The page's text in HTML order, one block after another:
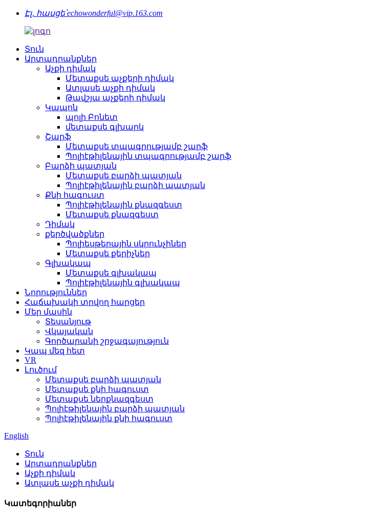
Էլ․ հասցե՝echowonderful@vip.163.com
Տուն
Արտադրանքներ
Աչքի դիմակ
Մետաքսե աչքերի դիմակ
Ատլասե աչքի դիմակ
Թավշյա աչքերի դիմակ
Կապոն
պոլի Բոնետ
մետաքսե գլխարկ
Շարֆ
Մետաքսե տպագրությամբ շարֆ
Պոլիէթիլենային տպագրությամբ շարֆ
Բարձի պատյան
Մետաքսե բարձի պատյան
Պոլիէթիլենային բարձի պատյան
Քնի հագուստ
Պոլիէթիլենային քնազգեստ
Մետաքսե քնազգեստ
Դիմակ
քերծվածքներ
Պոլիեսթերային սկրունչիներ
Մետաքսե քերիչներ
Գլխակապ
Մետաքսե գլխակապ
Պոլիէթիլենային գլխակապ
Նորություններ
Հաճախակի տրվող հարցեր
Մեր մասին
Տեսանյութ
Վկայական
Գործարանի շրջագայություն
Կապ մեզ հետ
VR
Լուծում
Մետաքսե բարձի պատյան
Մետաքսե քնի հագուստ
Մետաքսե ներքնազգեստ
Պոլիէթիլենային բարձի պատյան
Պոլիէթիլենային քնի հագուստ
English
Տուն
Արտադրանքներ
Աչքի դիմակ
Ատլասե աչքի դիմակ
Կատեգորիաներ